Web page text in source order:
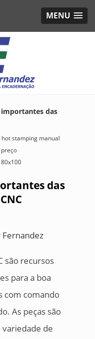
MENU
das
stamping manual
das
Fernandez
são recursos
para a boa
com comando
As peças são
variedade de